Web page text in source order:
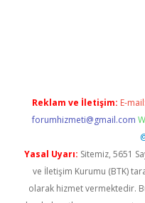
Reklam ve İletişim: E-mail:
forumhizmeti@gmail.com
Yasal Uyarı: Sitemiz, 5651
ve İletişim Kurumu (BTK)
olarak hizmet vermektedir.